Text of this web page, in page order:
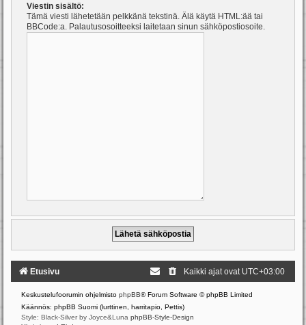
Viestin sisältö:
Tämä viesti lähetetään pelkkänä tekstinä. Älä käytä HTML:ää tai
BBCode:a. Palautusosoitteeksi laitetaan sinun sähköpostiosoite.
Etusivu Kaikki ajat ovat UTC+03:00
Keskustelufoorumin ohjelmisto phpBB® Forum Software © phpBB Limited
Käännös: phpBB Suomi (lurttinen, harritapio, Pettis)
Style: Black-Silver by Joyce&Luna phpBB-Style-Design